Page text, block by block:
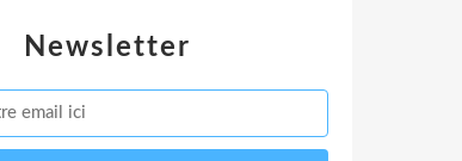
Newsletter